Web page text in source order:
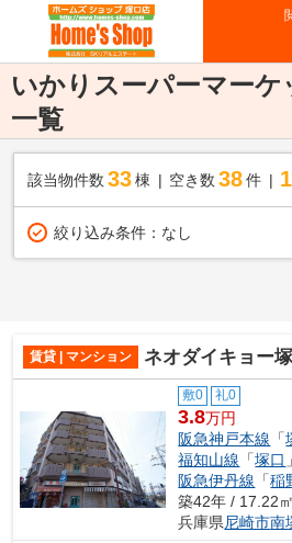
いかりスーパーマーケ
一覧
該当物件数 33棟 空き数 38 件
絞り込み条件： なし
賃貸 | マンション ネオダイキョー
敷0 礼0
3.8万円
阪急神戸本線 「
福知山線 「塚口
阪急伊丹線 「稲
築42年 / 17.22㎡
兵庫県尼崎市南